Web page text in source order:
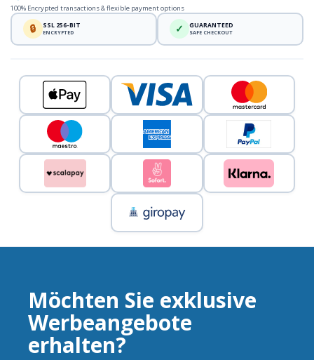
100% Encrypted transactions & flexible payment options
🔒 SSL 256-BIT
ENCRYPTED ✓ GUARANTEED
SAFE CHECKOUT
Möchten Sie exklusive
Werbeangebote
erhalten?